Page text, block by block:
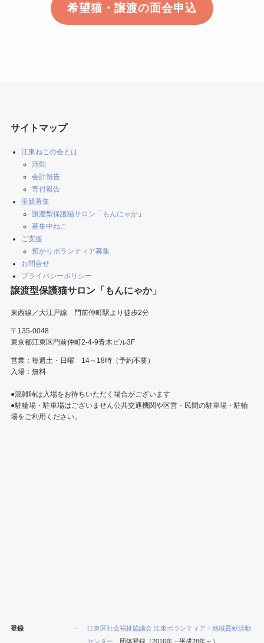
希望猫・譲渡の面会申込
サイトマップ
江東ねこの会とは
活動
会計報告
寄付報告
里親募集
譲渡型保護猫サロン「もんにゃか 」
募集中ねこ
ご支援
預かりボランティア募集
お問合せ
プライバシーポリシー
譲渡型保護猫サロン「もんにゃか」
東西線／大江戸線 門前仲町駅より徒歩2分
〒135-0048
東京都江東区門前仲町2-4-9青木ビル3F
営業：毎週土・日曜 14～18時（予約不要）
入場：無料
●混雑時は入場をお待ちいただく場合がございます
●駐輪場・駐車場はございません公共交通機関や区営・民間の駐車場・駐輪
場をご利用ください。
登録
江東区社会福祉協議会 江東ボランティア・地域貢献活動
センター 団体登録（2016年・平成28年～）